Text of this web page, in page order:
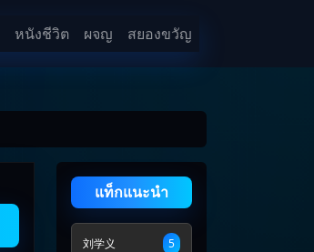
หนังชีวิต ผจญ สยองขวัญ
แท็กแนะนำ
刘学义 5